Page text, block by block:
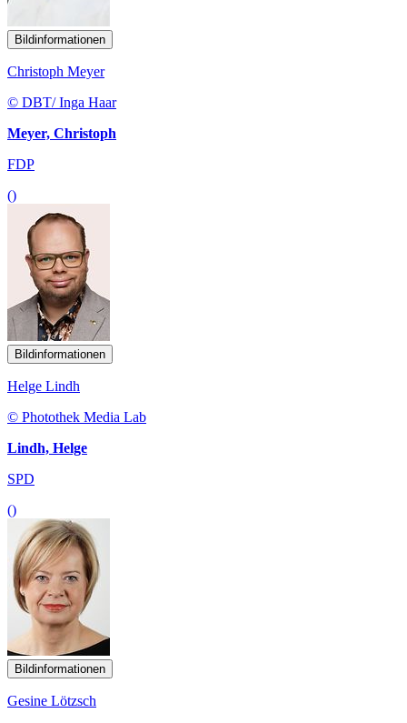
Bildinformationen
Christoph Meyer
© DBT/ Inga Haar
Meyer, Christoph
FDP
()
Bildinformationen
Helge Lindh
© Photothek Media Lab
Lindh, Helge
SPD
()
Bildinformationen
Gesine Lötzsch